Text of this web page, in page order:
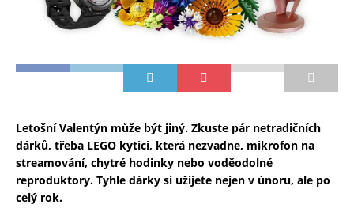
Letošní Valentýn může být jiný. Zkuste pár netradičních
dárků, třeba LEGO kytici, která nezvadne, mikrofon na
streamování, chytré hodinky nebo voděodolné
reproduktory. Tyhle dárky si užijete nejen v únoru, ale po
celý rok.